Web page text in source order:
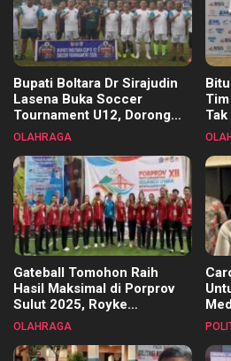
Bupati Boltara Dr Sirajudin
Lasena Buka Soccer
Tournament U12, Dorong
Pembinaan Merata di Setiap
OLAHRAGA
Gateball Tomohon Raih
Hasil Maksimal di Porprov
Sulut 2025, Royke
Tangkawarouw Ucapkan
OLAHRAGA